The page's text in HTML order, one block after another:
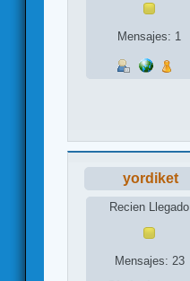
Mensajes: 1
yordiket
Recien Llegado
Mensajes: 23